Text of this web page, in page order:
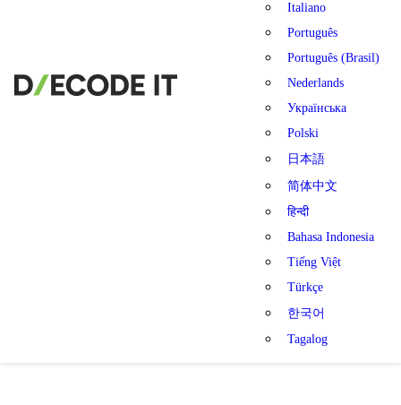
Italiano
Português
Português (Brasil)
Nederlands
Українська
Polski
日本語
简体中文
हिन्दी
Bahasa Indonesia
Tiếng Việt
Türkçe
한국어
Tagalog